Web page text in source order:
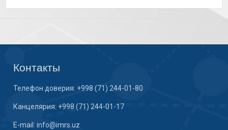
Контакты
Телефон доверия: +998 (71) 244-01-80
Канцелярия: +998 (71) 244-01-17
E-mail: info@imrs.uz